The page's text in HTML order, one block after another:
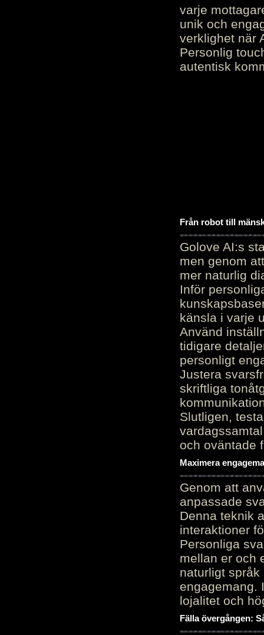
varje
unik och
verklighet när
Personlig
autentisk
Från robot till
Golove AI:s
men genom
mer naturlig
Inför
känsla i varje
Använd
tidigare
personligt
Justera
skriftliga
Slutligen,
och oväntade
Maximera
Genom att
anpassade
Denna teknik
interaktioner
Personliga
mellan er och
naturligt
engagemang.
lojalitet och
Fälla övergången: